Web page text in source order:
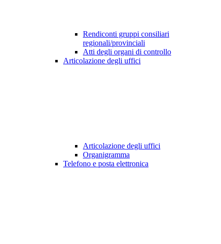
Rendiconti gruppi consiliari
regionali/provinciali
Atti degli organi di controllo
Articolazione degli uffici
Articolazione degli uffici
Organigramma
Telefono e posta elettronica